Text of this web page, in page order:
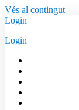
Vés al contingut
Login
Login